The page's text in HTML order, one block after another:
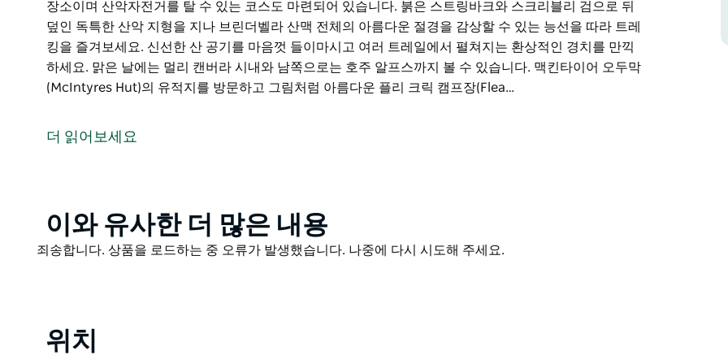
장소이며 산악자전거를 탈 수 있는 코스도 마련되어 있습니다. 붉은 스트링바크와 스크리블리 검으로 뒤
덮인 독특한 산악 지형을 지나 브린더벨라 산맥 전체의 아름다운 절경을 감상할 수 있는 능선을 따라 트레
킹을 즐겨보세요. 신선한 산 공기를 마음껏 들이마시고 여러 트레일에서 펼쳐지는 환상적인 경치를 만끽
하세요. 맑은 날에는 멀리 캔버라 시내와 남쪽으로는 호주 알프스까지 볼 수 있습니다. 맥킨타이어 오두막
(McIntyres Hut)의 유적지를 방문하고 그림처럼 아름다운 플리 크릭 캠프장(Flea…
당일치기 여행지 또는 주말 여행지로 한적한 고산 지대의 숲을 체험하기에 안성맞춤입니다.
을 따라 트레킹을 즐겨보세요.
신선한 산 공기를 마음껏 들이마시고 여러 트레일에서 펼쳐지는 환상적인 경치를 만끽하세요. 맑은 날에
더 읽어보세요
Product
List
이와 유사한 더 많은 내용
Product
죄송합니다. 상품을 로드하는 중 오류가 발생했습니다. 나중에 다시 시도해 주세요.
위치